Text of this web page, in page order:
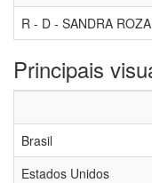
R - D - SANDRA
Principais
Brasil
Estados Unidos